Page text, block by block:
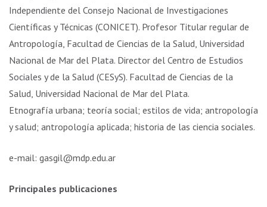
Independiente del Consejo Nacional de Investigaciones
Científicas y Técnicas (CONICET). Profesor Titular regular de
Antropología, Facultad de Ciencias de la Salud, Universidad
Nacional de Mar del Plata. Director del Centro de Estudios
Sociales y de la Salud (CESyS). Facultad de Ciencias de la
Salud, Universidad Nacional de Mar del Plata.
Etnografía urbana; teoría social; estilos de vida; antropología
y salud; antropología aplicada; historia de las ciencia sociales.
e-mail: gasgil@mdp.edu.ar
Principales publicaciones